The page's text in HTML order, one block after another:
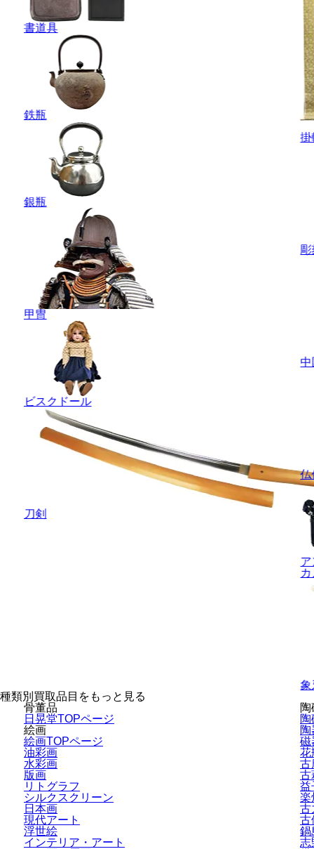
書道具
鉄瓶
銀瓶
甲冑
ビスクドール
刀剣
掛
彫
中
仏
ア
象
種類別買取品目をもっと見る
骨董品
日晃堂TOPページ
絵画
絵画TOPページ
油彩画
水彩画
版画
リトグラフ
シルクスクリーン
日本画
現代アート
浮世絵
インテリア・ アート
磁
花
古
古
益
楽
古
古
鍋
志